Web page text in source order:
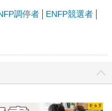
調停者 ENFP競選者